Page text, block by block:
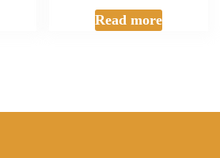
Read more